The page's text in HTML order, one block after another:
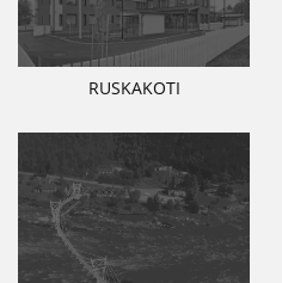
RUSKAKOTI